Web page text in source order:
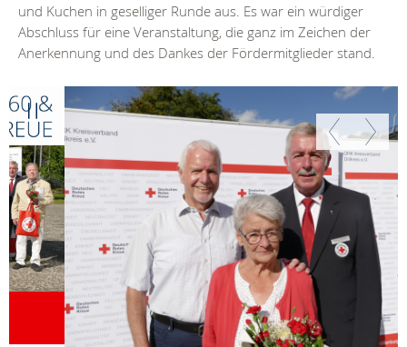
und Kuchen in geselliger Runde aus. Es war ein würdiger
Abschluss für eine Veranstaltung, die ganz im Zeichen der
Anerkennung und des Dankes der Fördermitglieder stand.
Weiter Zurück Weiter